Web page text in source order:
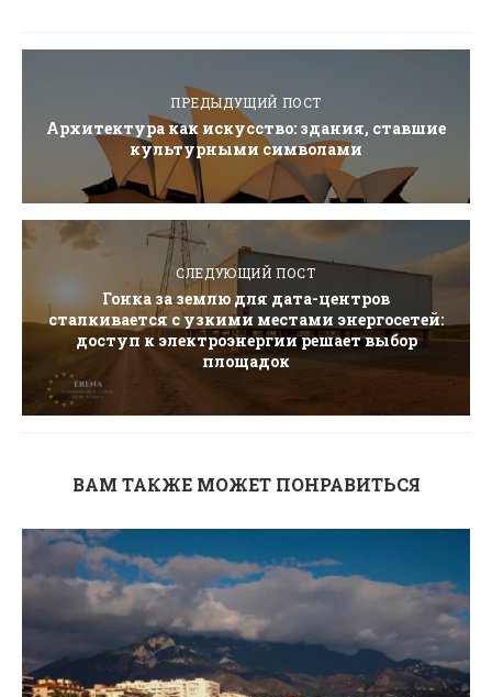
ПРЕДЫДУЩИЙ ПОСТ
Архитектура как искусство: здания, ставшие
культурными символами
СЛЕДУЮЩИЙ ПОСТ
Гонка за землю для дата-центров
сталкивается с узкими местами энергосетей:
доступ к электроэнергии решает выбор
площадок
ВАМ ТАКЖЕ МОЖЕТ ПОНРАВИТЬСЯ